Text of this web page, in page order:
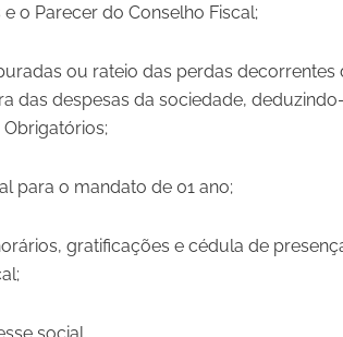
o Parecer do Conselho Fiscal;
ou rateio das perdas decorrentes
das despesas da sociedade,
para o mandato de 01 ano;
gratificações e cédula de